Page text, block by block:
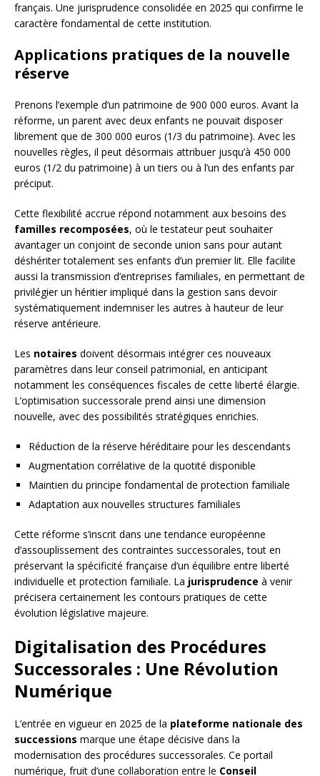
français. Une jurisprudence consolidée en 2025 qui confirme le
caractère fondamental de cette institution.
Applications pratiques de la nouvelle
réserve
Prenons l’exemple d’un patrimoine de 900 000 euros. Avant la
réforme, un parent avec deux enfants ne pouvait disposer
librement que de 300 000 euros (1/3 du patrimoine). Avec les
nouvelles règles, il peut désormais attribuer jusqu’à 450 000
euros (1/2 du patrimoine) à un tiers ou à l’un des enfants par
préciput.
Cette flexibilité accrue répond notamment aux besoins des
familles recomposées, où le testateur peut souhaiter
avantager un conjoint de seconde union sans pour autant
déshériter totalement ses enfants d’un premier lit. Elle facilite
aussi la transmission d’entreprises familiales, en permettant de
privilégier un héritier impliqué dans la gestion sans devoir
systématiquement indemniser les autres à hauteur de leur
réserve antérieure.
Les notaires doivent désormais intégrer ces nouveaux
paramètres dans leur conseil patrimonial, en anticipant
notamment les conséquences fiscales de cette liberté élargie.
L’optimisation successorale prend ainsi une dimension
nouvelle, avec des possibilités stratégiques enrichies.
Réduction de la réserve héréditaire pour les descendants
Augmentation corrélative de la quotité disponible
Maintien du principe fondamental de protection familiale
Adaptation aux nouvelles structures familiales
Cette réforme s’inscrit dans une tendance européenne
d’assouplissement des contraintes successorales, tout en
préservant la spécificité française d’un équilibre entre liberté
individuelle et protection familiale. La jurisprudence à venir
précisera certainement les contours pratiques de cette
évolution législative majeure.
Digitalisation des Procédures
Successorales : Une Révolution
Numérique
L’entrée en vigueur en 2025 de la plateforme nationale des
successions marque une étape décisive dans la
modernisation des procédures successorales. Ce portail
numérique, fruit d’une collaboration entre le Conseil